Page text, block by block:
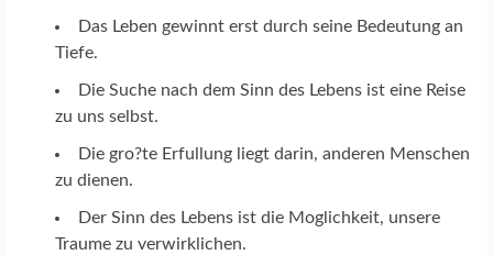
Das Leben gewinnt erst durch seine Bedeutung an
Tiefe.
Die Suche nach dem Sinn des Lebens ist eine Reise
zu uns selbst.
Die gro?te Erfullung liegt darin, anderen Menschen
zu dienen.
Der Sinn des Lebens ist die Moglichkeit, unsere
Traume zu verwirklichen.